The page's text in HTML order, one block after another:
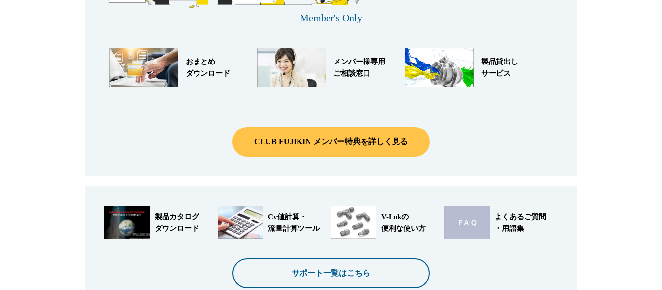
製品カタログダウンロード
サポート
Member's Only
おまとめ
ダウンロード
メンバー様専用
ご相談窓口
製品貸出し
サービス
CLUB FUJIKIN メンバー特典を詳しく見る
製品カタログ
ダウンロード
Cv値計算・
流量計算ツール
V-Lokの
便利な使い方
よくあるご質問
・用語集
サポート一覧はこちら